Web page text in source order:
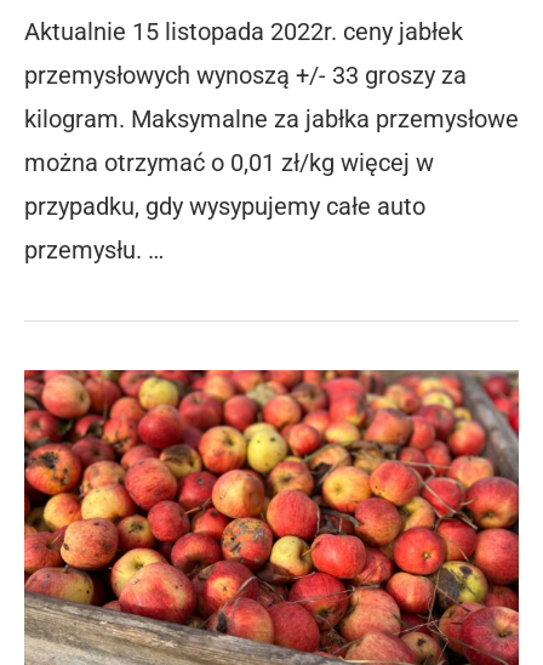
Aktualnie 15 listopada 2022r. ceny jabłek
przemysłowych wynoszą +/- 33 groszy za
kilogram. Maksymalne za jabłka przemysłowe
można otrzymać o 0,01 zł/kg więcej w
przypadku, gdy wysypujemy całe auto
przemysłu. …